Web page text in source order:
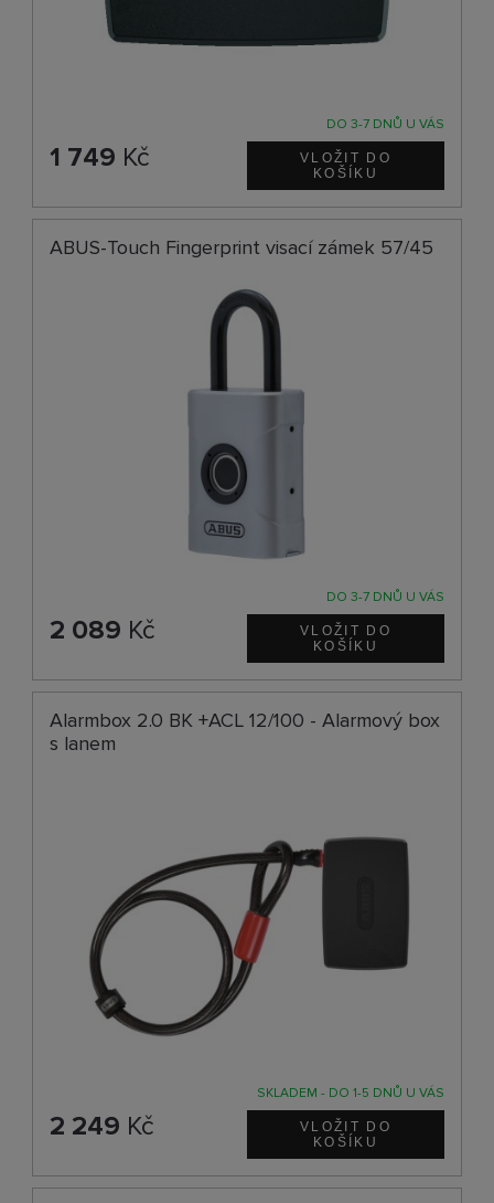
DO 3-7 DNŮ U VÁS
1 749 Kč
ABUS-Touch Fingerprint visací zámek 57/45
DO 3-7 DNŮ U VÁS
2 089 Kč
Alarmbox 2.0 BK +ACL 12/100 - Alarmový box
s lanem
SKLADEM - DO 1-5 DNŮ U VÁS
2 249 Kč